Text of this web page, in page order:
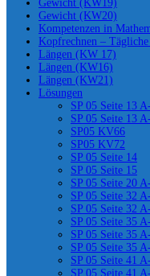
Gewicht (KW19)
Gewicht (KW20)
Kompetenzen in
Kopfrechnen –
Längen (KW 17)
Längen (KW16)
Längen (KW21)
Lösungen
SP 05 Seite 13
SP 05 Seite 13
SP05 KV66
SP05 KV72
SP 05 Seite 14
SP 05 Seite 15
SP 05 Seite 20
SP 05 Seite 32
SP 05 Seite 32
SP 05 Seite 35
SP 05 Seite 35
SP 05 Seite 35
SP 05 Seite 41
SP 05 Seite 41